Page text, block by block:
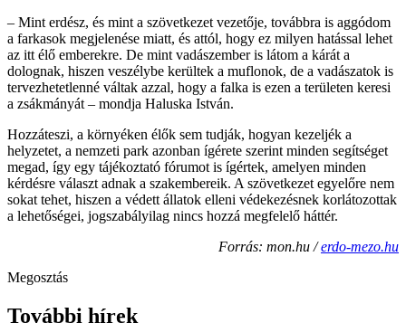
– Mint erdész, és mint a szövetkezet vezetője, továbbra is aggódom
a farkasok megjelenése miatt, és attól, hogy ez milyen hatással lehet
az itt élő emberekre. De mint vadászember is látom a kárát a
dolognak, hiszen veszélybe kerültek a muflonok, de a vadászatok is
tervezhetetlenné váltak azzal, hogy a falka is ezen a területen keresi
a zsákmányát – mondja Haluska István.
Hozzáteszi, a környéken élők sem tudják, hogyan kezeljék a
helyzetet, a nemzeti park azonban ígérete szerint minden segítséget
megad, így egy tájékoztató fórumot is ígértek, amelyen minden
kérdésre választ adnak a szakembereik. A szövetkezet egyelőre nem
sokat tehet, hiszen a védett állatok elleni védekezésnek korlátozottak
a lehetőségei, jogszabályilag nincs hozzá megfelelő háttér.
Forrás: mon.hu /erdo-mezo.hu
Megosztás
További hírek